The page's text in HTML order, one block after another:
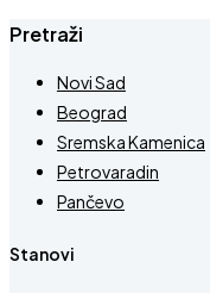
Pretraži
Novi Sad
Beograd
Sremska Kamenica
Petrovaradin
Pančevo
Stanovi